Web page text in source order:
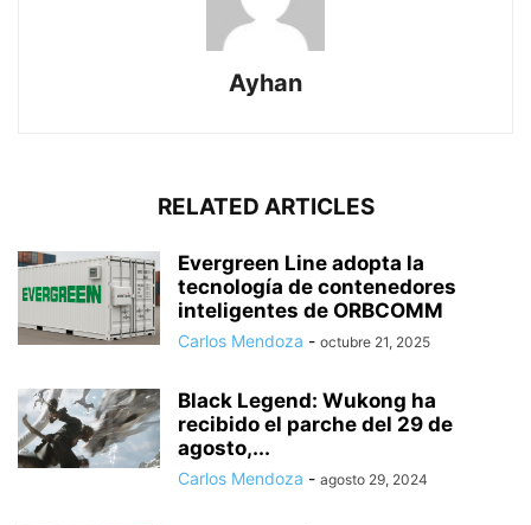
Ayhan
RELATED ARTICLES
Evergreen Line adopta la
tecnología de contenedores
inteligentes de ORBCOMM
Carlos Mendoza - octubre 21, 2025
Black Legend: Wukong ha
recibido el parche del 29 de
agosto,...
Carlos Mendoza - agosto 29, 2024